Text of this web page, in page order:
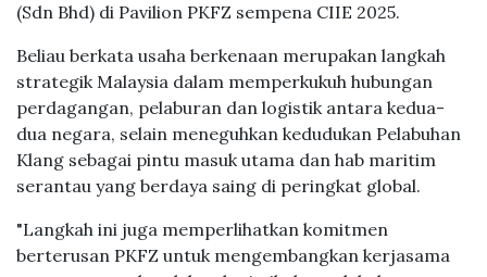
(Sdn Bhd) di Pavilion PKFZ sempena CIIE 2025.
Beliau berkata usaha berkenaan merupakan langkah
strategik Malaysia dalam memperkukuh hubungan
perdagangan, pelaburan dan logistik antara kedua-
dua negara, selain meneguhkan kedudukan Pelabuhan
Klang sebagai pintu masuk utama dan hab maritim
serantau yang berdaya saing di peringkat global.
"Langkah ini juga memperlihatkan komitmen
berterusan PKFZ untuk mengembangkan kerjasama